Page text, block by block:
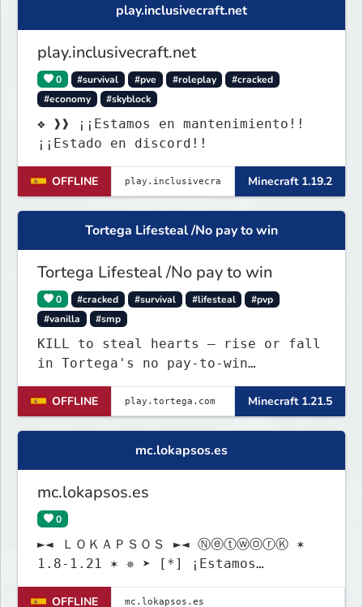
play.inclusivecraft.net
play.inclusivecraft.net
0 #survival #pve #roleplay
#cracked
#economy
#skyblock
❖ ❱❱ ¡¡Estamos en mantenimiento!!
¡¡Estado en discord!!
OFFLINE Minecraft 1.19.2
Tortega Lifesteal /No pay to win
Tortega Lifesteal /No pay to win
0 #cracked #survival #lifesteal
#pvp
#vanilla
#smp
KILL to steal hearts – rise or fall
in Tortega's no pay-to-win
Lifesteal SMP. Survive brutal
fights, form powerful teams, and
dominate the EU arena.
OFFLINE Minecraft 1.21.5
mc.lokapsos.es
mc.lokapsos.es
0
►◄ ＬＯＫＡＰＳＯＳ ►◄ ⓃⓔⓣⓦⓞⓡⓀ ✶
1.8-1.21 ✶ ✵ ➤ [*] ¡Estamos
ABIERTOS! ¡Entra ya! [*] ✵
OFFLINE